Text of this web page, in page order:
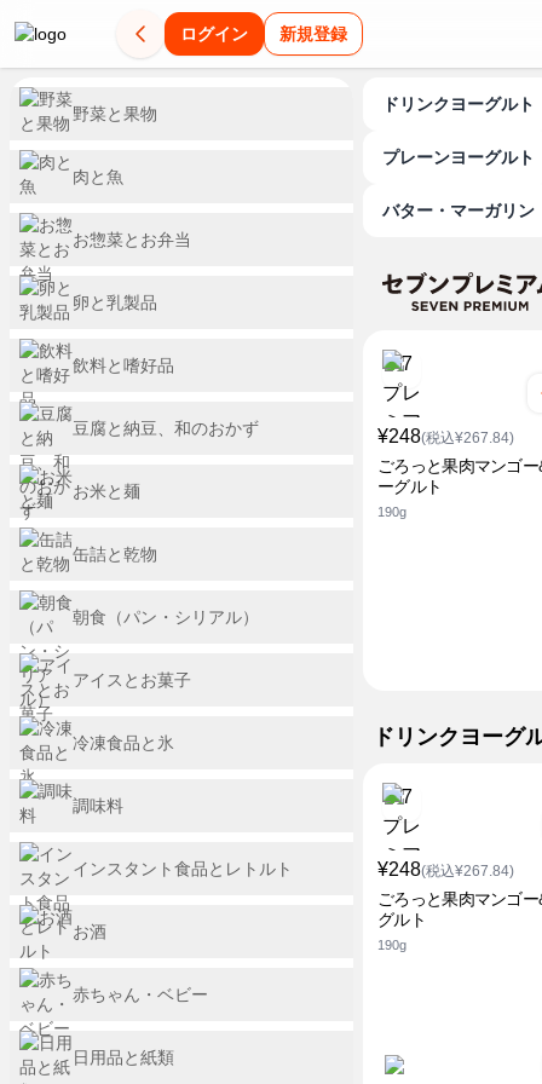
ログイン 新規登録
ドリンクヨーグルト
プレーンヨーグルト
バター・マーガリン
¥248(税込¥267.84)
ごろっと果肉マンゴー
ーグルト
190g
ドリンクヨーグ
¥248(税込¥267.84)
ごろっと果肉マンゴー
グルト
190g
野菜と果物
肉と魚
お惣菜とお弁当
卵と乳製品
飲料と嗜好品
豆腐と納豆、和のおかず
お米と麺
缶詰と乾物
朝食（パン・シリアル）
アイスとお菓子
冷凍食品と氷
調味料
インスタント食品とレトルト
お酒
赤ちゃん・ベビー
日用品と紙類